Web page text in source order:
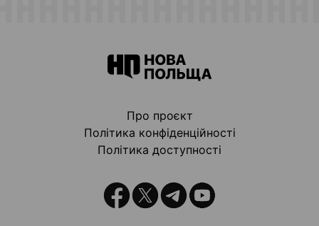
Про проєкт
Політика конфіденційності
Політика доступності